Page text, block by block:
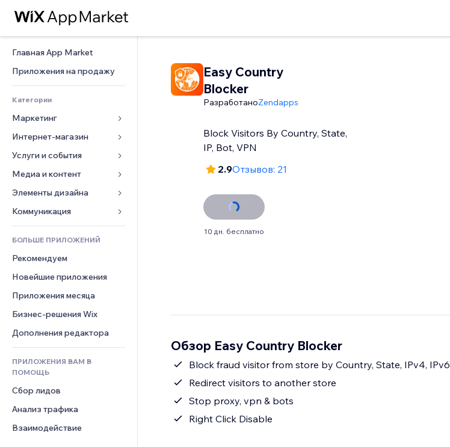
Главная App Market
Приложения на продажу
Категории
Маркетинг
Реклама
Моб. версия
Веб-аналитика
Списки сайтов
Эл. почта
Интернет-магазин
Приложения для магазинов
Доставка
Кнопки продаж
Бухгалтерский учет
Купоны и лояльность
Складские услуги
Еда и напитки
Услуги и события
Отели
События
Рестораны
Недвижимость
Онлайн-запись
Медиа и контент
Галерея
Музыка
Подкасты
Фотография
Видео
PDF
Обмен файлами
Новости
Элементы дизайна
Карты и навигация
Конфиденциальность и
безопасность
Часы
Баннеры и значки
Калькуляторы
Погода
Графики и таблицы
Формы
Опросы
Чат
Комментарии
Телефон
Сообщество
Отзывы и комментарии
Управление отношениями с
клиентом (CRM)
БОЛЬШЕ ПРИЛОЖЕНИЙ
Рекомендуем
Новейшие приложения
Приложения месяца
Бизнес-решения Wix
Дополнения редактора
ПРИЛОЖЕНИЯ ВАМ В
ПОМОЩЬ
Сбор лидов
Анализ трафика
Взаимодействие
Easy Country
Blocker
РазработаноZendapps
Block Visitors By Country, State,
IP, Bot, VPN
2.9Отзывов: 21
10 дн. бесплатно
Обзор Easy Country Blocker
Block fraud visitor from store by Country, State, IPv4, IPv6
Redirect visitors to another store
Stop proxy, vpn & bots
Right Click Disable